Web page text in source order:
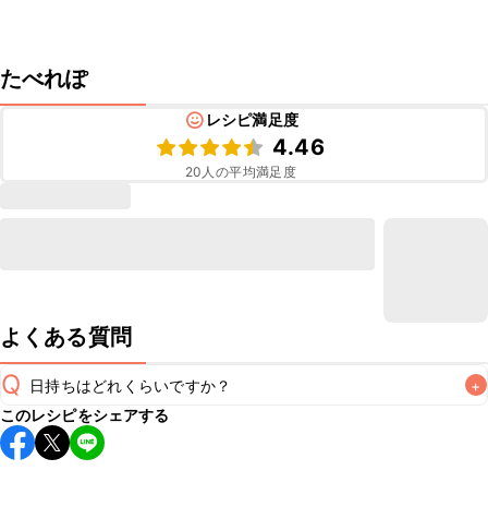
たべれぽ
レシピ満足度
4.46
20 人の平均満足度
よくある質問
Q 日持ちはどれくらいですか？ +
保存期間は冷蔵で翌日中が目安です。なるべくお早めにお召
し上がりください。
このレシピをシェアする